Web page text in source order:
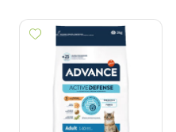
Add wishlist